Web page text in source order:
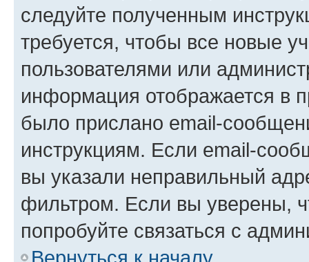
следуйте полученным
требуется, чтобы все новые
пользователями или
информация отображается в
было прислано email-
инструкциям. Если email-
вы указали неправильный
фильтром. Если вы уверены,
попробуйте связаться с
Вернуться к началу